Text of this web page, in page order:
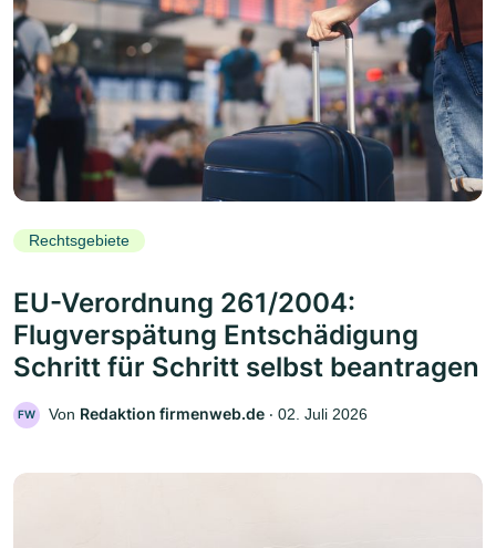
Rechtsgebiete
EU-Verordnung 261/2004:
Flugverspätung Entschädigung
Schritt für Schritt selbst beantragen
FW Von Redaktion firmenweb.de ‧ 02. Juli 2026